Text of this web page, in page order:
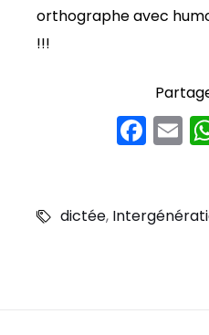
orthographe avec
!!!
F
a
e
E
l
dictée,